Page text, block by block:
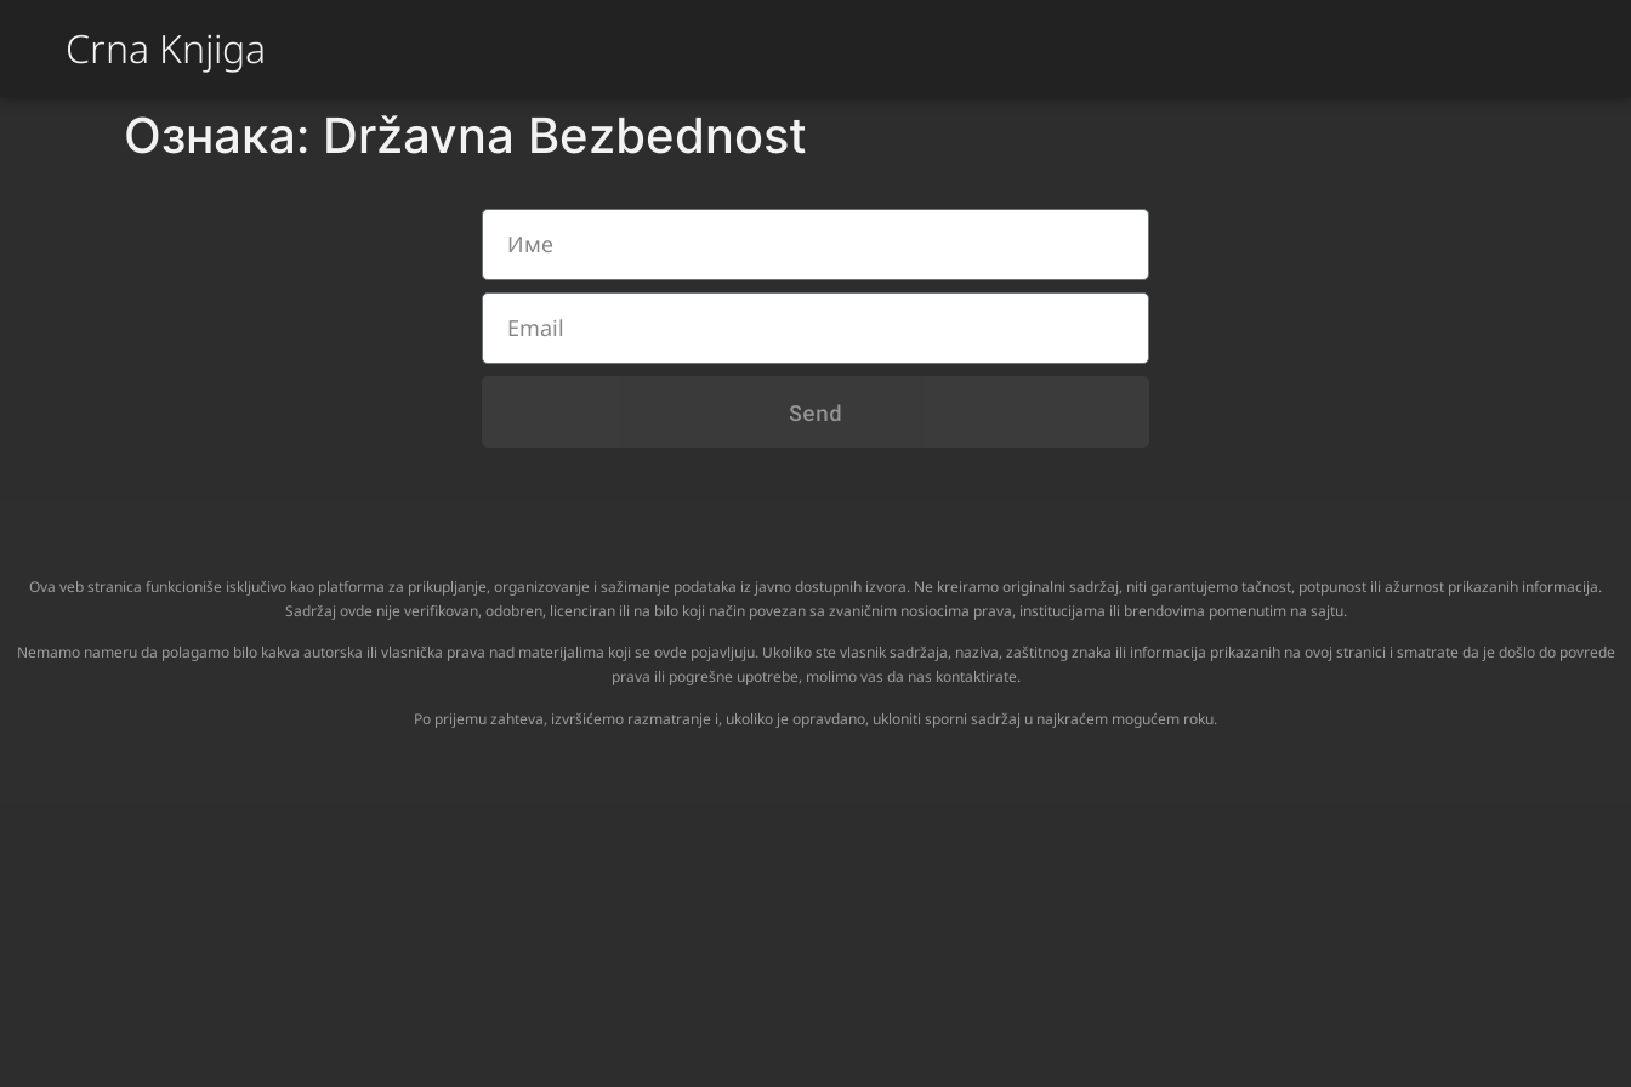
Crna Knjiga
Ознака: Državna Bezbednost
Send
Ova veb stranica funkcioniše isključivo kao platforma za prikupljanje, organizovanje i sažimanje podataka iz javno dostupnih izvora. Ne kreiramo originalni sadržaj, niti garantujemo tačnost, potpunost ili ažurnost prikazanih informacija.
Sadržaj ovde nije verifikovan, odobren, licenciran ili na bilo koji način povezan sa zvaničnim nosiocima prava, institucijama ili brendovima pomenutim na sajtu.
Nemamo nameru da polagamo bilo kakva autorska ili vlasnička prava nad materijalima koji se ovde pojavljuju. Ukoliko ste vlasnik sadržaja, naziva, zaštitnog znaka ili informacija prikazanih na ovoj stranici i smatrate da je došlo do povrede
prava ili pogrešne upotrebe, molimo vas da nas kontaktirate.
Po prijemu zahteva, izvršićemo razmatranje i, ukoliko je opravdano, ukloniti sporni sadržaj u najkraćem mogućem roku.